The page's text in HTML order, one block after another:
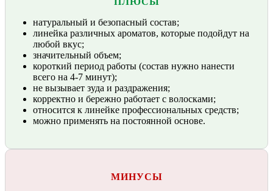
натуральный и безопасный состав;
линейка различных ароматов, которые подойдут на
любой вкус;
значительный объем;
короткий период работы (состав нужно нанести
всего на 4-7 минут);
не вызывает зуда и раздражения;
корректно и бережно работает с волосками;
относится к линейке профессиональных средств;
можно применять на постоянной основе.
МИНУСЫ